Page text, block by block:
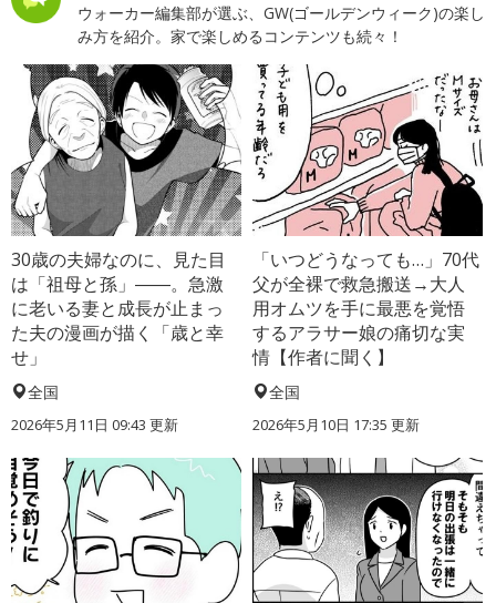
ウォーカー編集部が選ぶ、GW(ゴールデンウィーク)の楽し
み方を紹介。家で楽しめるコンテンツも続々！
30歳の夫婦なのに、見た目
は「祖母と孫」――。急激
に老いる妻と成長が止まっ
た夫の漫画が描く「歳と幸
せ」
全国
2026年5月11日 09:43 更新
「いつどうなっても…」70代
父が全裸で救急搬送→大人
用オムツを手に最悪を覚悟
するアラサー娘の痛切な実
情【作者に聞く】
全国
2026年5月10日 17:35 更新